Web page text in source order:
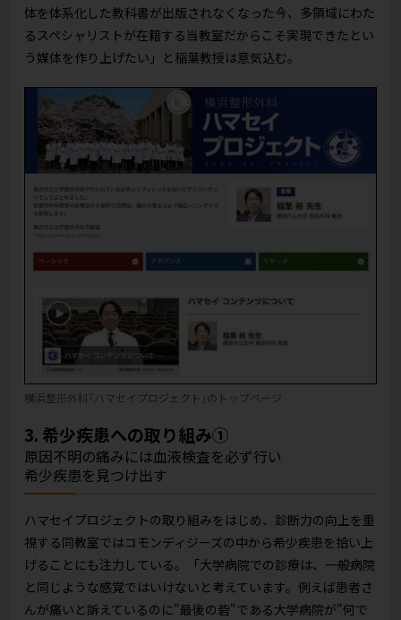
体を体系化した教科書が出版されなくなった今、多領域にわた
るスペシャリストが在籍する当教室だからこそ実現できたとい
う媒体を作り上げたい」と稲葉教授は意気込む。
横浜整形外科｢ハマセイプロジェクト｣のトップページ
3. 希少疾患への取り組み①
原因不明の痛みには血液検査を必ず行い
希少疾患を見つけ出す
ハマセイプロジェクトの取り組みをはじめ、診断力の向上を重
視する同教室ではコモンディジーズの中から希少疾患を拾い上
げることにも注力している。「大学病院での診療は、一般病院
と同じような感覚ではいけないと考えています。例えば患者さ
んが痛いと訴えているのに"最後の砦"である大学病院が"何で